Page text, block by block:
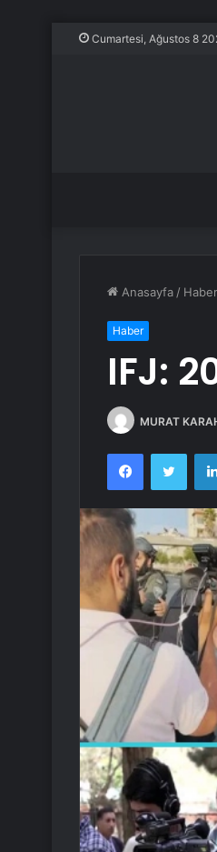
Cumartesi, Ağustos 8
Anasayfa / Haber
Haber
IFJ:
MURAT
Facebook